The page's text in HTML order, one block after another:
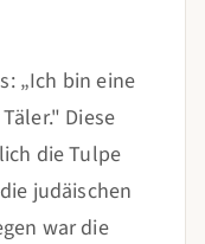
„Ich bin eine
Diese
die Tulpe
judäischen
war die